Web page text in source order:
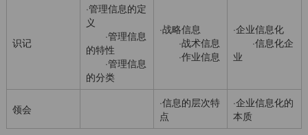
识记
·管理信息的定
义
·管理信息
的特性
·管理信息
的分类
·战略信息
·战术信息
·作业信息
·企业信息化
·信息化企
业
领会
·信息的层次特
点
·企业信息化的
本质